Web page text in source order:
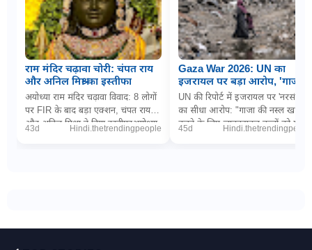
राम मंदिर चढ़ावा चोरी: चंपत राय
और अनिल मिश्रा का इस्तीफा
अयोध्या राम मंदिर चढ़ावा विवाद: 8 लोगों
पर FIR के बाद बड़ा एक्शन, चंपत राय
और अनिल मिश्रा ने दिया इस्तीफाअयोध्या
43d Hindi.thetrendingpeople
Gaza War 2026: UN का
इजरायल पर बड़ा आरोप, 'गाजा में
नरसंहार के लिए बच्चों को
जानबूझकर बना रहे निशाना'
UN की रिपोर्ट में इजरायल पर 'नरसंहार'
का सीधा आरोप: "गाजा की नस्ल खत्म
करने के लिए जानबूझकर बच्चों को मार
45d